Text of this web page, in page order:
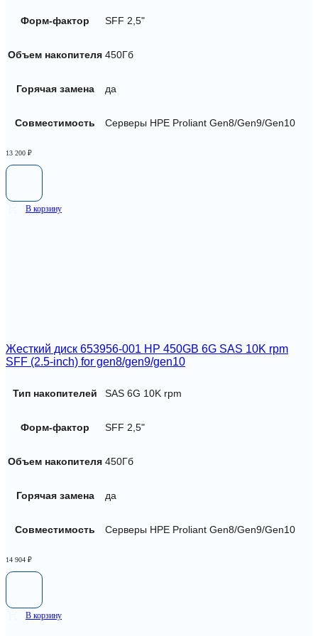
Форм-фактор SFF 2,5"
Объем накопителя 450Гб
Горячая замена да
Совместимость Серверы HPE Proliant Gen8/Gen9/Gen10
13 200 ₽
В корзину
Жесткий диск 653956-001 HP 450GB 6G SAS 10K rpm
SFF (2.5-inch) for gen8/gen9/gen10
Тип накопителей SAS 6G 10K rpm
Форм-фактор SFF 2,5"
Объем накопителя 450Гб
Горячая замена да
Совместимость Серверы HPE Proliant Gen8/Gen9/Gen10
14 904 ₽
В корзину